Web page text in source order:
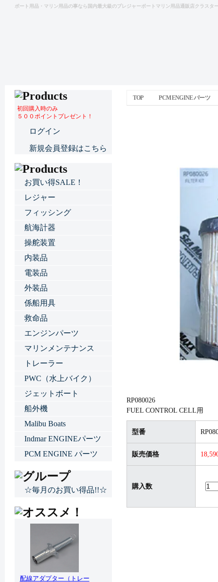
ボート用品・マリン用品の事なら国内最大級のプレジャーボートマリン用品通販店クラスタ
TOP PCM ENGINE パーツ
RP080026
FUEL CONTROL CELL用
型番
販売価格
購入数
初回購入時のみ
５００ポイントプレゼント！
ログイン
新規会員登録はこちら
お買い得SALE！
レジャー
フィッシング
航海計器
操舵装置
内装品
電装品
外装品
係船用具
救命品
エンジンパーツ
マリンメンテナンス
トレーラー
PWC（水上バイク）
ジェットボート
船外機
Malibu Boats
Indmar ENGINEパーツ
PCM ENGINE パーツ
☆毎月のお買い得品!!☆
配線アダプター（トレー